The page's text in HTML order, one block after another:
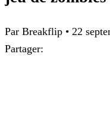
Par Breakflip • 22
Partager: